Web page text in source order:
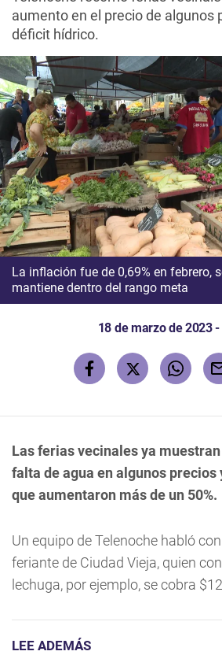
aumento en el precio de algunos
déficit hídrico.
La inflación fue de 0,69% en febrero,
mantiene dentro del rango meta
18 de marzo de 2023
Las ferias vecinales ya
falta de agua en algunos precios
que aumentaron más de un 50%.
Un equipo de Telenoche habló
feriante de Ciudad Vieja, quien
lechuga, por ejemplo, se cobra
LEE ADEMÁS